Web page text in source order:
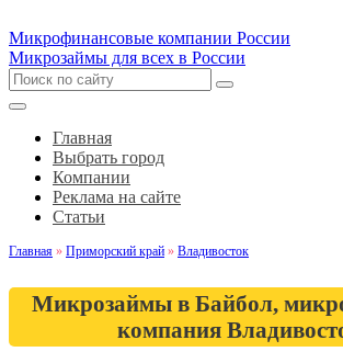
Микрофинансовые компании России
Микрозаймы для всех в России
Главная
Выбрать город
Компании
Реклама на сайте
Статьи
Главная » Приморский край » Владивосток
Микрозаймы в Байбол,
компания